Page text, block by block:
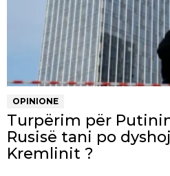
OPINIONE
Turpërim për
Rusisë tani po
Kremlinit ?